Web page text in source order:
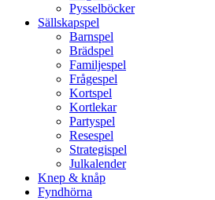
Pysselböcker
Sällskapspel
Barnspel
Brädspel
Familjespel
Frågespel
Kortspel
Kortlekar
Partyspel
Resespel
Strategispel
Julkalender
Knep & knåp
Fyndhörna